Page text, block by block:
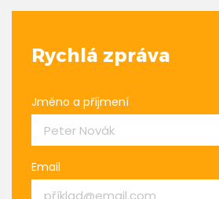
Rychlá zpráva
Jméno a příjmení
Email